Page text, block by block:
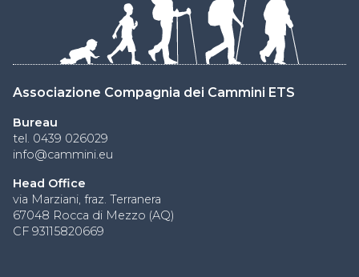
Associazione Compagnia dei Cammini ETS
Bureau
tel. 0439 026029
info@cammini.eu
Head Office
via Marziani, fraz. Terranera
67048 Rocca di Mezzo (AQ)
CF 93115820669